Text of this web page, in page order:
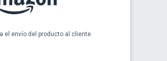
el envío del producto al cliente.